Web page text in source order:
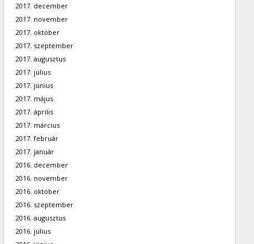
2017. december
2017. november
2017. október
2017. szeptember
2017. augusztus
2017. július
2017. június
2017. május
2017. április
2017. március
2017. február
2017. január
2016. december
2016. november
2016. október
2016. szeptember
2016. augusztus
2016. július